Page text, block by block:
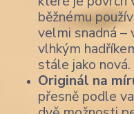
běžnému
velmi snadná
vlhkým
stále jako nová.
Originál na
přesně podle